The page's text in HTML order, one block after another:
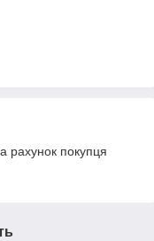
рахунок покупця